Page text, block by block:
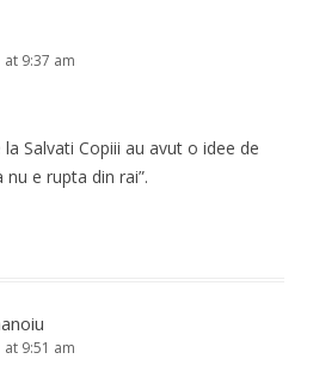
9:37 am
Salvati Copiii au avut o idee de
nu e rupta din rai”.
9:51 am